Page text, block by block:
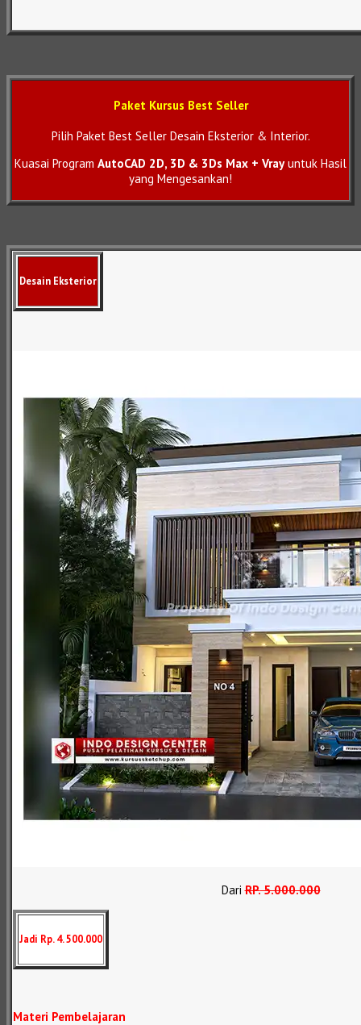
Paket Kursus Best Seller
Pilih Paket Best Seller Desain Eksterior & Interior.
Kuasai Program AutoCAD 2D, 3D & 3Ds Max + Vrayuntuk Hasil
yang Mengesankan!
Desain Eksterior
DariRP.5.000.000
Jadi Rp. 4. 500.000
Materi Pembelajaran